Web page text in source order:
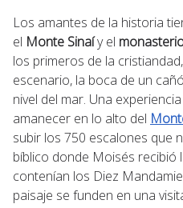
Los amantes de la historia
el Monte Sinaíy el
los primeros de la
escenario, la boca de un
nivel del mar. Una
amanecer en lo alto del
subir los 750 escalones que
bíblico donde Moisés recibió
contenían los Diez
paisaje se funden en una